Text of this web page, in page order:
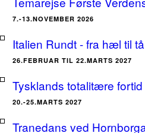
7.-13.NOVEMBER 2026
Italien Rundt - fra hæl til
26.FEBRUAR TIL 22.MARTS 2027
Tysklands totalitære
20.-25.MARTS 2027
Tranedans ved